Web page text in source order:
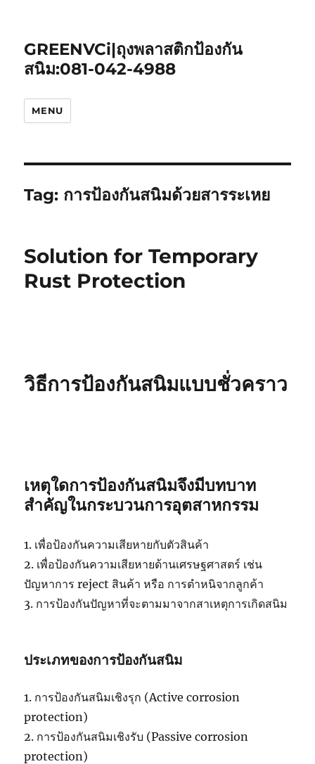
GREENVCi|ถุงพลาสติกป้องกัน
สนิม:081-042-4988
MENU
Tag: การป้องกันสนิมด้วยสารระเหย
Solution for Temporary
Rust Protection
วิธีการป้องกันสนิมแบบชั่วคราว
เหตุใดการป้องกันสนิมจึงมีบทบาท
สำคัญในกระบวนการอุตสาหกรรม
1. เพื่อป้องกันความเสียหายกับตัวสินค้า
2. เพื่อป้องกันความเสียหายด้านเศรษฐศาสตร์ เช่น
ปัญหาการ reject สินค้า หรือ การตำหนิจากลูกค้า
3. การป้องกันปัญหาที่จะตามมาจากสาเหตุการเกิดสนิม
ประเภทของการป้องกันสนิม
1. การป้องกันสนิมเชิงรุก (Active corrosion
protection)
2. การป้องกันสนิมเชิงรับ (Passive corrosion
protection)